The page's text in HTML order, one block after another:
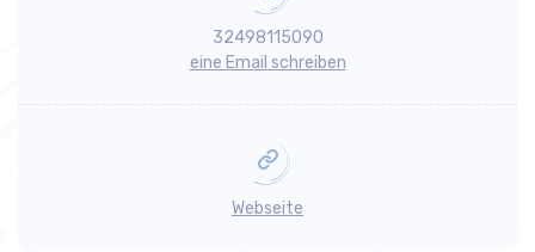
32498115090
eine Email schreiben
Webseite